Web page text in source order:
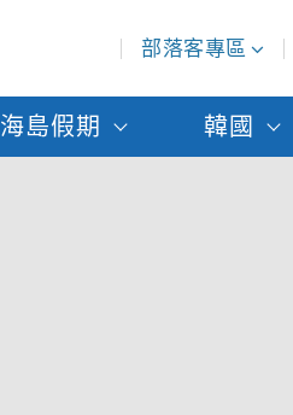
部落客專區
海島假期 韓國